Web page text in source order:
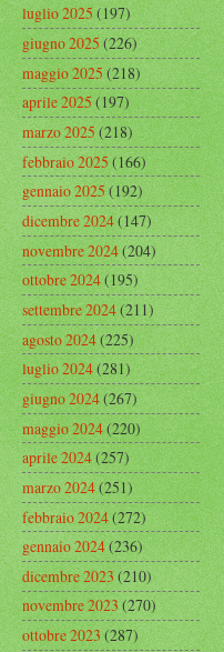
luglio 2025(197)
giugno 2025(226)
maggio 2025(218)
aprile 2025(197)
marzo 2025(218)
febbraio 2025(166)
gennaio 2025(192)
dicembre 2024(147)
novembre 2024(204)
ottobre 2024(195)
settembre 2024(211)
agosto 2024(225)
luglio 2024(281)
giugno 2024(267)
maggio 2024(220)
aprile 2024(257)
marzo 2024(251)
febbraio 2024(272)
gennaio 2024(236)
dicembre 2023(210)
novembre 2023(270)
ottobre 2023(287)